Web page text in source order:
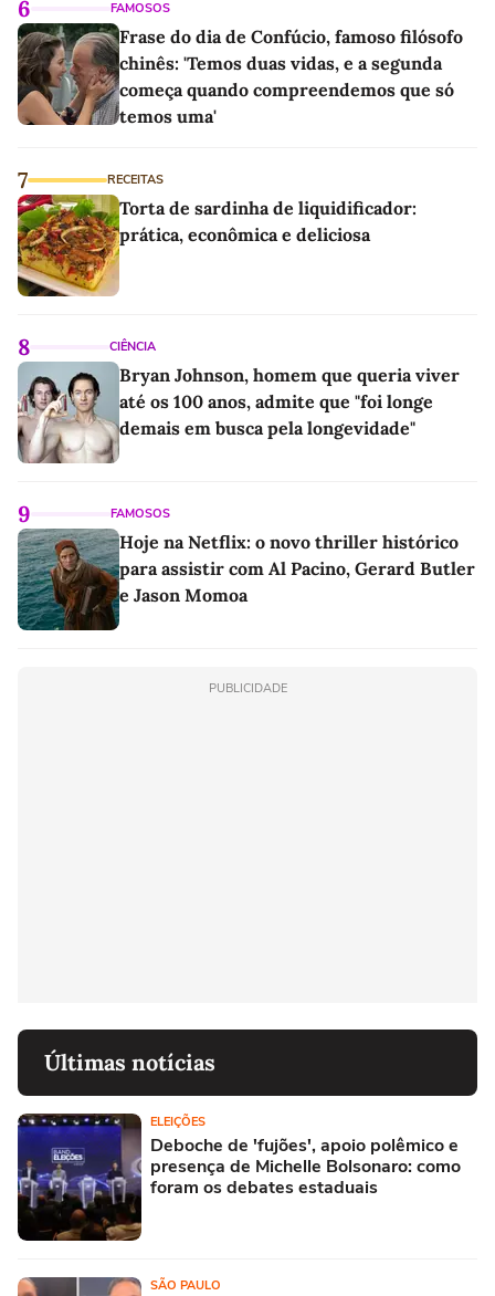
6 FAMOSOS
Frase do dia de Confúcio, famoso filósofo
chinês: 'Temos duas vidas, e a segunda
começa quando compreendemos que só
temos uma'
7 RECEITAS
Torta de sardinha de liquidificador:
prática, econômica e deliciosa
8 CIÊNCIA
Bryan Johnson, homem que queria viver
até os 100 anos, admite que "foi longe
demais em busca pela longevidade"
9 FAMOSOS
Hoje na Netflix: o novo thriller histórico
para assistir com Al Pacino, Gerard Butler
e Jason Momoa
PUBLICIDADE
Últimas notícias
ELEIÇÕES
Deboche de 'fujões', apoio polêmico e
presença de Michelle Bolsonaro: como
foram os debates estaduais
SÃO PAULO